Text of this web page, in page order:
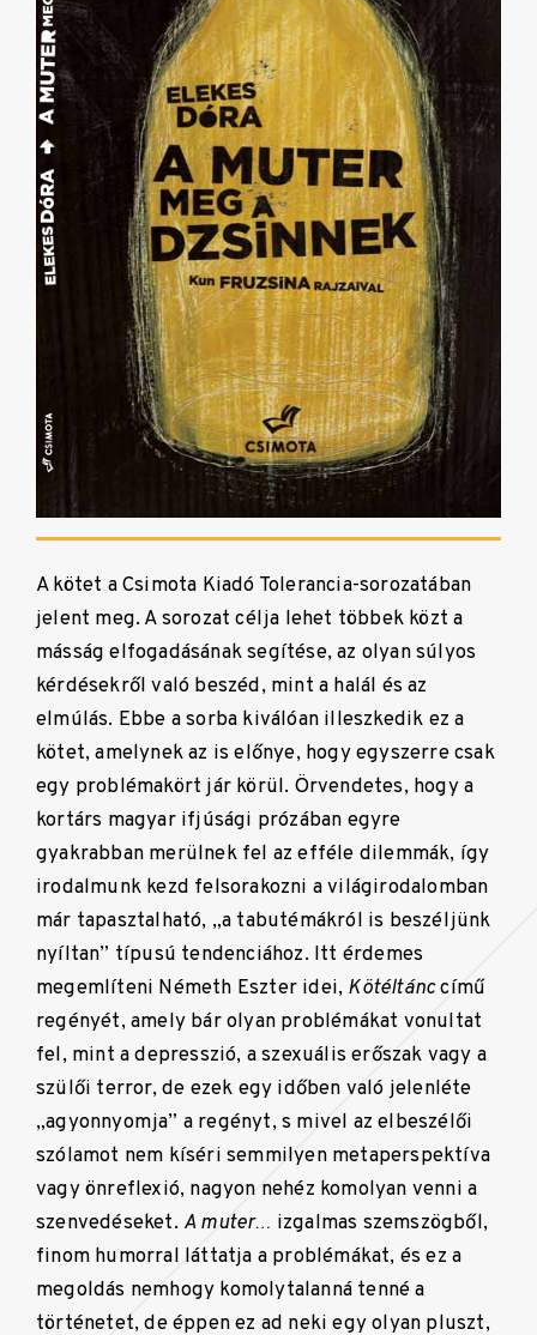
A kötet a Csimota Kiadó Tolerancia-sorozatában
jelent meg. A sorozat célja lehet többek közt a
másság elfogadásának segítése, az olyan súlyos
kérdésekről való beszéd, mint a halál és az
elmúlás. Ebbe a sorba kiválóan illeszkedik ez a
kötet, amelynek az is előnye, hogy egyszerre csak
egy problémakört jár körül. Örvendetes, hogy a
kortárs magyar ifjúsági prózában egyre
gyakrabban merülnek fel az efféle dilemmák, így
irodalmunk kezd felsorakozni a világirodalomban
már tapasztalható, „a tabutémákról is beszéljünk
nyíltan” típusú tendenciához. Itt érdemes
megemlíteni Németh Eszter idei, Kötéltánccímű
regényét, amely bár olyan problémákat vonultat
fel, mint a depresszió, a szexuális erőszak vagy a
szülői terror, de ezek egy időben való jelenléte
„agyonnyomja” a regényt, s mivel az elbeszélői
szólamot nem kíséri semmilyen metaperspektíva
vagy önreflexió, nagyon nehéz komolyan venni a
szenvedéseket. A muter… izgalmas szemszögből,
finom humorral láttatja a problémákat, és ez a
megoldás nemhogy komolytalanná tenné a
történetet, de éppen ez ad neki egy olyan pluszt,